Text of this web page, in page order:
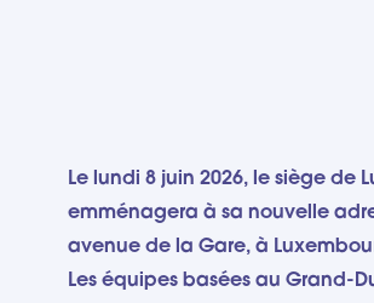
Le lundi 8 juin 2026, le siège de
emménagera à sa nouvelle
avenue de la Gare, à
Les équipes basées au Grand-